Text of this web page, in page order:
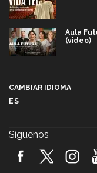
Aula
(video)
2026!
CAMBIAR IDIOMA
ES
Síguenos